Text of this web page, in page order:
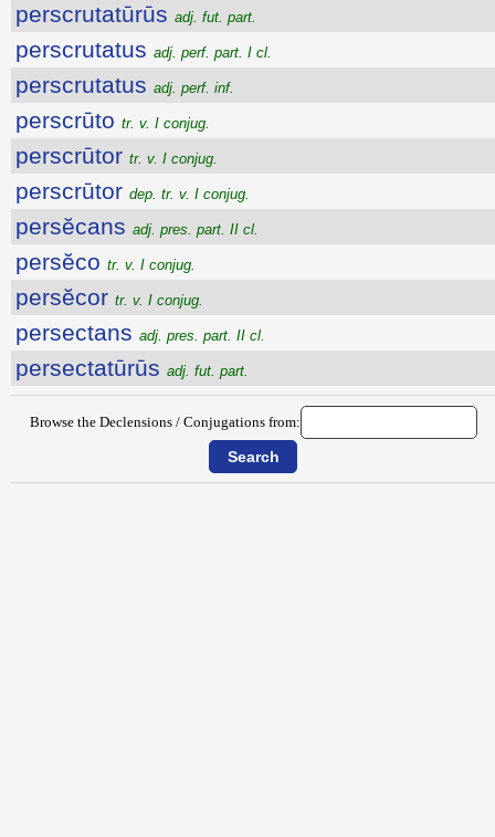
perscrutatūrūs adj. fut. part.
perscrutatus adj. perf. part. I cl.
perscrutatus adj. perf. inf.
perscrūto tr. v. I conjug.
perscrūtor tr. v. I conjug.
perscrūtor dep. tr. v. I conjug.
persĕcans adj. pres. part. II cl.
persĕco tr. v. I conjug.
persĕcor tr. v. I conjug.
persectans adj. pres. part. II cl.
persectatūrūs adj. fut. part.
Browse the Declensions / Conjugations from: